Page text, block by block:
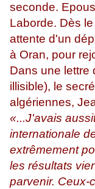
seconde.
Laborde. Dès
attente d'un
à Oran, pour
Dans une lettre
illisible), le
algériennes,
«...J'avais
internationale
extrêmement
les résultats
parvenir. Ceux-